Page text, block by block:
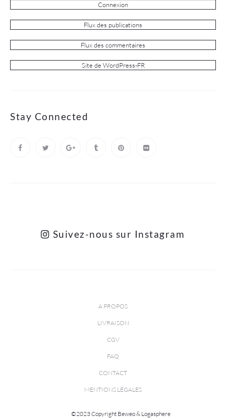
Connexion
Flux des publications
Flux des commentaires
Site de WordPress-FR
Stay Connected
Suivez-nous sur Instagram
A PROPOS
LIVRAISON
CGV
FAQ
CONTACT
MENTIONS LEGALES
©2023 Copyright Beweo & Logasphere